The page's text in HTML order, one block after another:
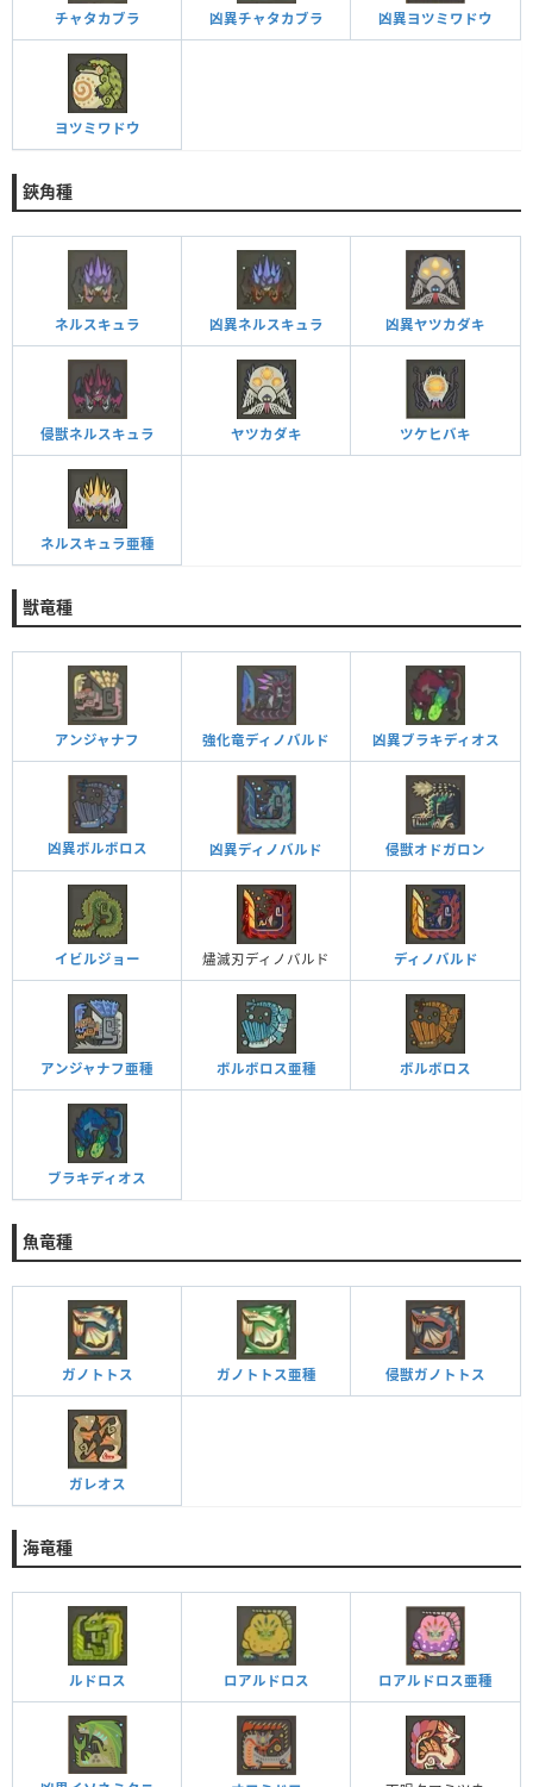
チャタカブラ 凶異チャタカブラ 凶異ヨツミワドウ
ヨツミワドウ
鋏角種
ネルスキュラ 凶異ネルスキュラ 凶異ヤツカダキ
侵獣ネルスキュラ ヤツカダキ ツケヒバキ
ネルスキュラ亜種
獣竜種
アンジャナフ 強化竜ディノバルド 凶異ブラキディオス
凶異ボルボロス 凶異ディノバルド 侵獣オドガロン
イビルジョー 燼滅刃ディノバルド ディノバルド
アンジャナフ亜種 ボルボロス亜種 ボルボロス
ブラキディオス
魚竜種
ガノトトス ガノトトス亜種 侵獣ガノトトス
ガレオス
海竜種
ルドロス ロアルドロス ロアルドロス亜種